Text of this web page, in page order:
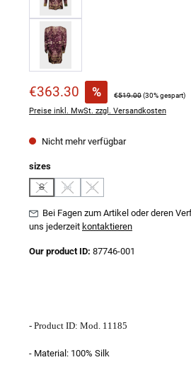
Verkaufspreis:
€363.30 % Regulärer Preis:
€519.00(30% gespart)
Preise inkl. MwSt. zzgl. Versandkosten
Nicht mehr verfügbar
sizesauswählen
S
(Diese Option ist zurzeit nicht verfügbar.)
M
(Diese Option ist zurzeit nicht
L
(Diese Option ist zurzeit
Bei Fagen zum Artikel oder deren
uns jederzeit kontaktieren
Our product ID: 87746-001
- Product ID: Mod. 11185
- Material: 100% Silk